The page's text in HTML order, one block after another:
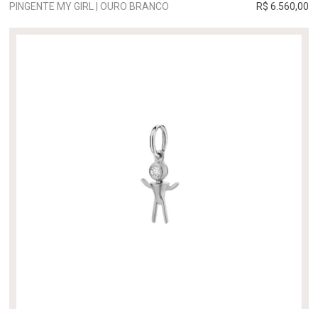
PINGENTE MY GIRL | OURO BRANCO R$ 6.560,00